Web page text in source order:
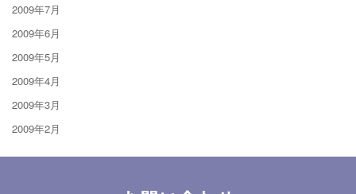
2009年7月
2009年6月
2009年5月
2009年4月
2009年3月
2009年2月